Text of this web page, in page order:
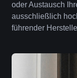
oder Austausch
ausschließlich
führender